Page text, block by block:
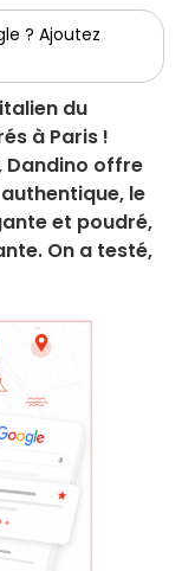
? Ajoutez
du
à Paris !
Dandino offre
le
et poudré,
On a testé,